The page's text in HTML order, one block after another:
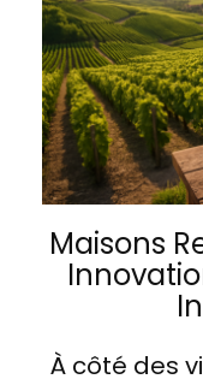
Maisons
À côté des